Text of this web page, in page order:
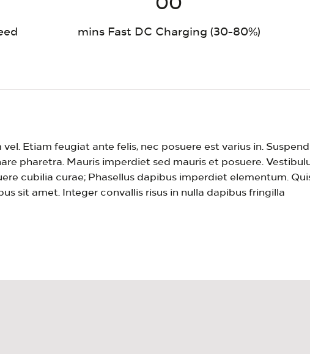
mins Fast DC Charging (30-80%)
Etiam feugiat ante felis, nec posuere est varius in.
pharetra. Mauris imperdiet sed mauris et posuere.
cubilia curae; Phasellus dapibus imperdiet elementum.
sit amet. Integer convallis risus in nulla dapibus fringilla